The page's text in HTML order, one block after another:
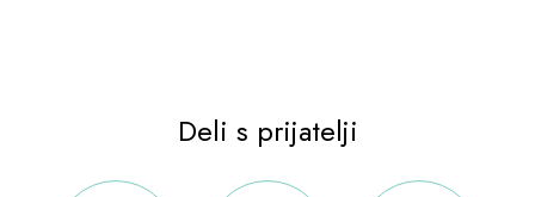
Deli s prijatelji